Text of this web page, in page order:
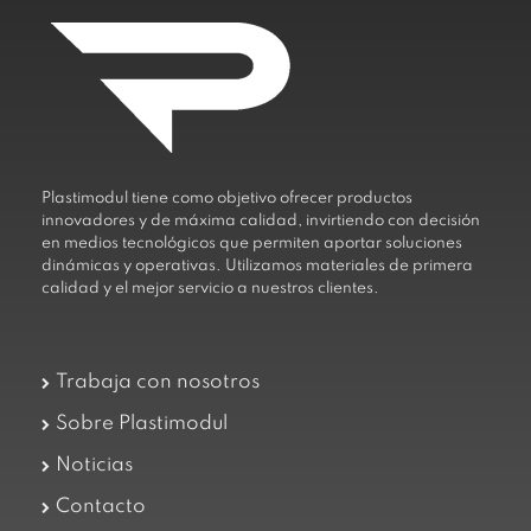
Plastimodul tiene como objetivo ofrecer productos
innovadores y de máxima calidad, invirtiendo con decisión
en medios tecnológicos que permiten aportar soluciones
dinámicas y operativas. Utilizamos materiales de primera
calidad y el mejor servicio a nuestros clientes.
Trabaja con nosotros
Sobre Plastimodul
Noticias
Contacto